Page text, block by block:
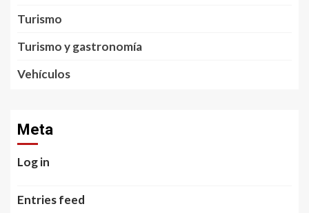
Turismo
Turismo y gastronomía
Vehículos
Meta
Log in
Entries feed